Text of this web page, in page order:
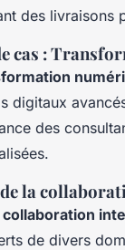
des livraisons
cas :
digitaux
des
la
collaboration
de divers